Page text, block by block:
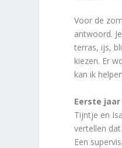
Voor de
antwoord.
terras, ijs,
kiezen. Er
kan ik
Eerste jaar
Tijntje en
vertellen
Een